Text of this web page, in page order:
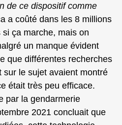
de ce dispositif comme
a coûté dans les 8 millions
si ça marche, mais on
un manque évident
que différentes recherches
sur le sujet avaient montré
était très peu efficace.
par la gendarmerie
2021 concluait que